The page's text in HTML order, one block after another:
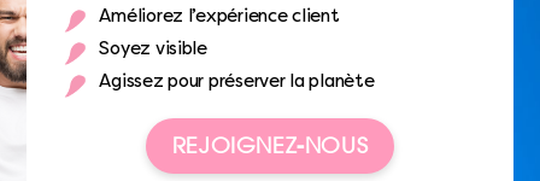
Améliorez l’expérience client
Soyez visible
Agissez pour préserver la planète
REJOIGNEZ-NOUS